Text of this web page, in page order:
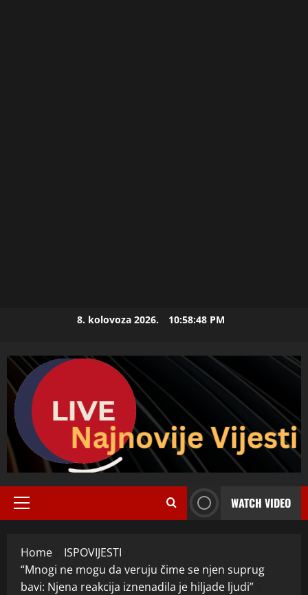
8. kolovoza 2026. 10:58:48 PM
Primary
WATCH VIDEO
Home
ISPOVIJESTI
“Mnogi ne mogu da veruju čime se njen suprug
bavi: Njena reakcija iznenadila je hiljade ljudi”